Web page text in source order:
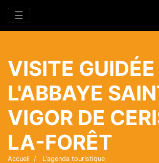
☰
VISITE GUIDÉE
L'ABBAYE
VIGOR DE
LA-FORÊT
Accueil
L'agenda touristique